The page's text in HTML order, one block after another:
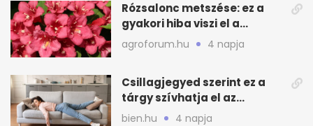
Rózsalonc metszése: ez a
gyakori hiba viszi el a
virágzást
agroforum.hu 4 napja
Csillagjegyed szerint ez a
tárgy szívhatja el az
otthonod energiáját
bien.hu 4 napja